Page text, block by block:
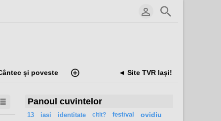
și poveste ◄ Site TVR Iași!
Panoul cuvintelor
13 iasi identitate citit? festival ovidiu